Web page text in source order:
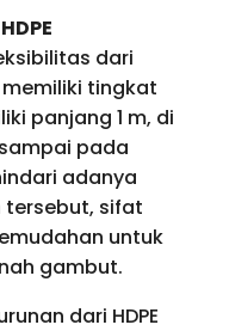
dari
tingkat
panjang 1 m, di
pada
adanya
sifat
untuk
gambut.
dari HDPE